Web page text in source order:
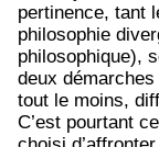
pertinence, tant
philosophie
philosophique),
deux
tout le moins,
C’est pourtant